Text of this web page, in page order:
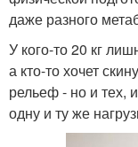
даже разного
У кого-то 20 кг
а кто-то хочет
рельеф - но и тех,
одну и ту же